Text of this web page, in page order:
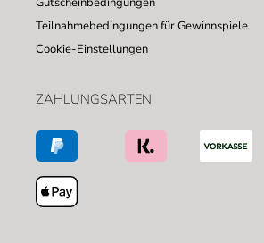
Teilnahmebedingungen für Gewinnspiele
Cookie-Einstellungen
ZAHLUNGSARTEN